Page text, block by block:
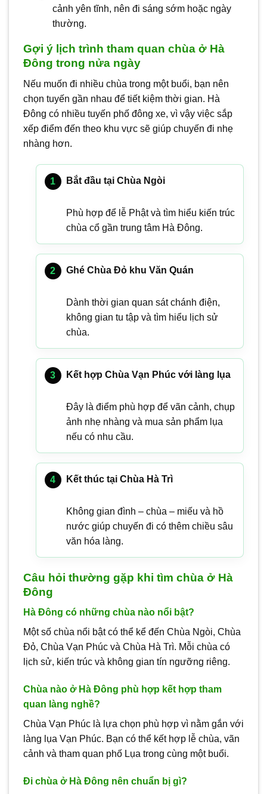
cảnh yên tĩnh, nên đi sáng sớm hoặc ngày
thường.
Gợi ý lịch trình tham quan chùa ở Hà
Đông trong nửa ngày
Nếu muốn đi nhiều chùa trong một buổi, bạn nên
chọn tuyến gần nhau để tiết kiệm thời gian. Hà
Đông có nhiều tuyến phố đông xe, vì vậy việc sắp
xếp điểm đến theo khu vực sẽ giúp chuyến đi nhẹ
nhàng hơn.
Bắt đầu tại Chùa Ngòi
Phù hợp để lễ Phật và tìm hiểu kiến trúc
chùa cổ gần trung tâm Hà Đông.
Ghé Chùa Đỏ khu Văn Quán
Dành thời gian quan sát chánh điện,
không gian tu tập và tìm hiểu lịch sử
chùa.
Kết hợp Chùa Vạn Phúc với làng lụa
Đây là điểm phù hợp để vãn cảnh, chụp
ảnh nhẹ nhàng và mua sản phẩm lụa
nếu có nhu cầu.
Kết thúc tại Chùa Hà Trì
Không gian đình – chùa – miếu và hồ
nước giúp chuyến đi có thêm chiều sâu
văn hóa làng.
Câu hỏi thường gặp khi tìm chùa ở Hà
Đông
Hà Đông có những chùa nào nổi bật?
Một số chùa nổi bật có thể kể đến Chùa Ngòi, Chùa
Đỏ, Chùa Vạn Phúc và Chùa Hà Trì. Mỗi chùa có
lịch sử, kiến trúc và không gian tín ngưỡng riêng.
Chùa nào ở Hà Đông phù hợp kết hợp tham
quan làng nghề?
Chùa Vạn Phúc là lựa chọn phù hợp vì nằm gắn với
làng lụa Vạn Phúc. Bạn có thể kết hợp lễ chùa, vãn
cảnh và tham quan phố Lụa trong cùng một buổi.
Đi chùa ở Hà Đông nên chuẩn bị gì?